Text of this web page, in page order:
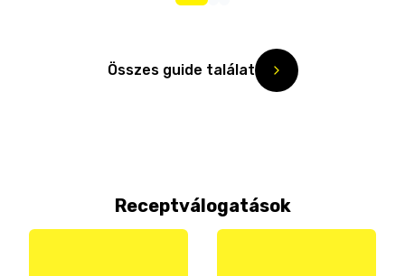
Összes guide találat
Receptválogatások